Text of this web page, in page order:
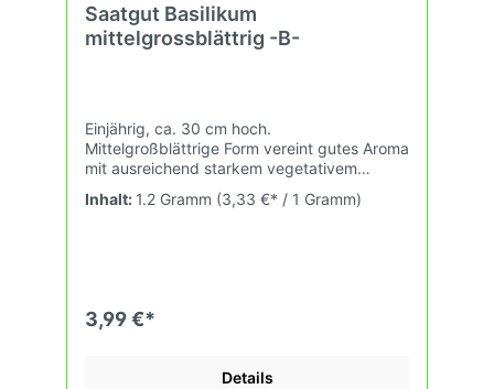
Saatgut Basilikum
mittelgrossblättrig -B-
Einjährig, ca. 30 cm hoch.
Mittelgroßblättrige Form vereint gutes Aroma
mit ausreichend starkem vegetativem
Wuchs. Schöne Pflanzen für Topfkräuter.
Pflanzabstand ca. 30 x 25 cm. 10qm.
Inhalt: 1.2 Gramm (3,33 €* / 1 Gramm)
3,99 €*
Details